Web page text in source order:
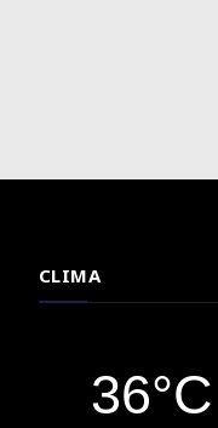
CLIMA
36°C